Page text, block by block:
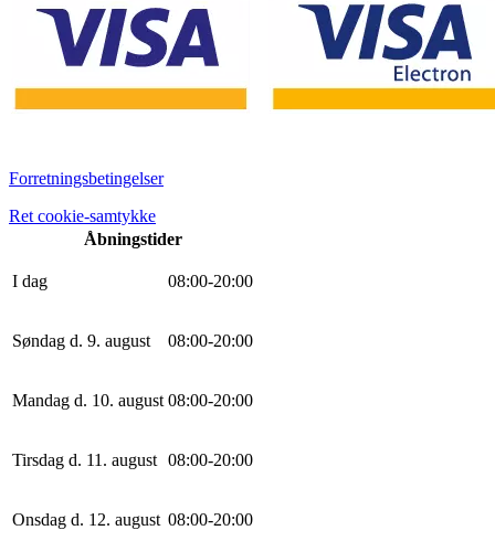
Forretningsbetingelser
Ret cookie-samtykke
Åbningstider
I dag 08:00-20:00
Søndag d. 9. august 08:00-20:00
Mandag d. 10. august 08:00-20:00
Tirsdag d. 11. august 08:00-20:00
Onsdag d. 12. august 08:00-20:00